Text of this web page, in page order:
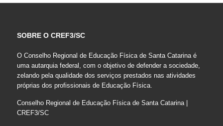
SOBRE O CREF3/SC
O Conselho Regional de Educação Física de Santa Catarina é
uma autarquia federal, com o objetivo de defender a sociedade,
zelando pela qualidade dos serviços prestados nas atividades
próprias dos profissionais de Educação Física.
Conselho Regional de Educação Física de Santa Catarina |
CREF3/SC